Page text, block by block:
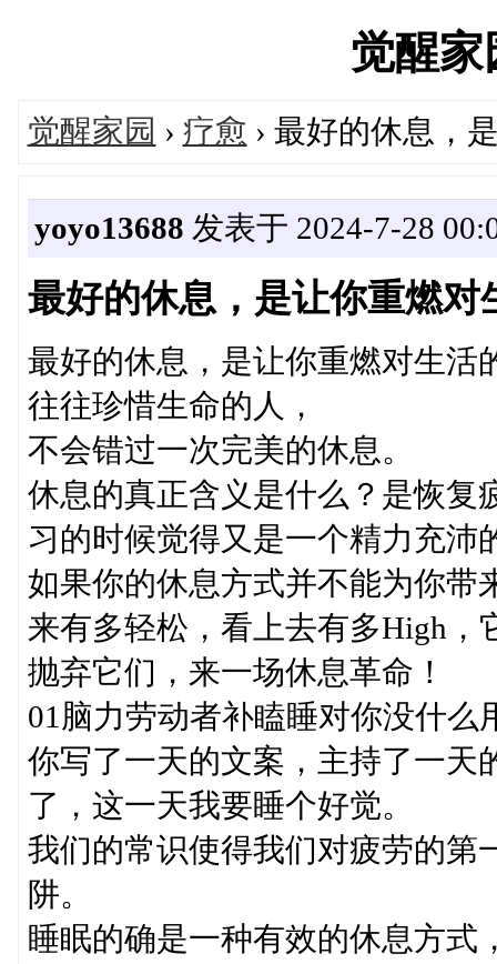
觉醒
觉醒家园 › 疗愈 › 最好的休息，
yoyo13688 发表于 2024-7-28
最好的休息，是让你重燃对
最好的休息，是让你重燃对生活
往往珍惜生命的人，
不会错过一次完美的休息。
休息的真正含义是什么？是恢复
习的时候觉得又是一个精力充沛
如果你的休息方式并不能为你带
来有多轻松，看上去有多High，
抛弃它们，来一场休息革命！
01脑力劳动者补瞌睡对你没什么
你写了一天的文案，主持了一天
了，这一天我要睡个好觉。
我们的常识使得我们对疲劳的第
阱。
睡眠的确是一种有效的休息方式